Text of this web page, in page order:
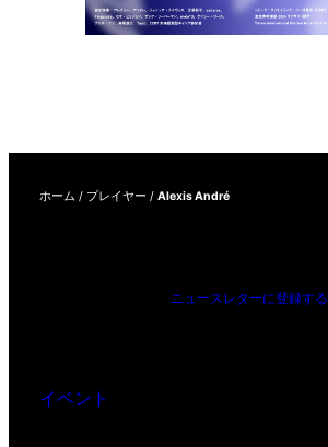
ホーム / プレイヤー / Alexis André
ニュースレターに登録する
イベント